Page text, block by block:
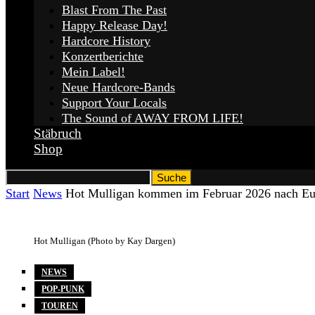
Blast From The Past
Happy Release Day!
Hardcore History
Konzertberichte
Mein Label!
Neue Hardcore-Bands
Support Your Locals
The Sound of AWAY FROM LIFE!
Stäbruch
Shop
Start News Hot Mulligan kommen im Februar 2026 nach
Hot Mulligan (Photo by Kay Dargen)
NEWS
POP-PUNK
TOUREN